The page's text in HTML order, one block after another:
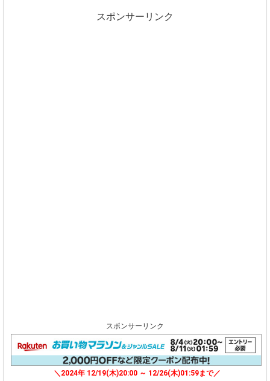
スポンサーリンク
スポンサーリンク
＼2024年 12/19(木)20:00 ～ 12/26(木)01:59まで／